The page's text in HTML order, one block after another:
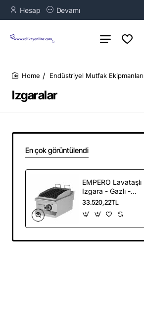
Hesap Devamı
Izgaralar
Endüstriyel Mutfak Ekipmanları
En çok görüntülendi
EMPERO Lavataşlı
Izgara - Gazlı -
EMP.6LG010 ALC-
33.520,22TL